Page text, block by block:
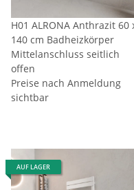
H01 ALRONA Anthrazit 60
140 cm Badheizkörper
Mittelanschluss seitlich
offen
Preise nach Anmeldung
sichtbar
AUF LAGER